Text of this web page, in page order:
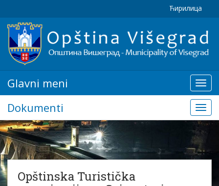
Ћирилица
Glavni
meni
Glavni meni
Dokumenti
Opštinska Turistička